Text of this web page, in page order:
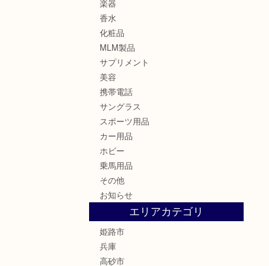
楽器
香水
化粧品
MLM製品
サプリメント
美容
携帯電話
サングラス
スポーツ用品
カー用品
ホビー
乗馬用品
その他
お知らせ
エリアカテゴリ
姫路市
兵庫
高砂市